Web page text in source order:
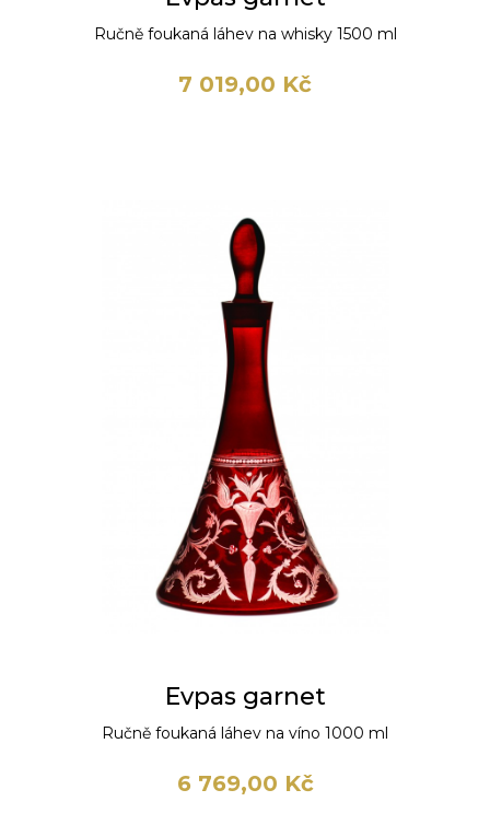
Ručně foukaná láhev na whisky 1500 ml
7 019,00 Kč
Evpas garnet
Ručně foukaná láhev na víno 1000 ml
6 769,00 Kč